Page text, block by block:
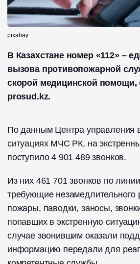
pixabay
В Казахстане номер «112» –
вызова противопожарной
скорой медицинской помощи,
prosud.kz.
По данным Центра управления
ситуациях МЧС РК, на
поступило 4 901 489 звонков.
Из них 461 701 звонков по
требующие незамедлительного
пожары, паводки, заносы,
попавших в экстренную
случае звонившим оказали
информацию передали для